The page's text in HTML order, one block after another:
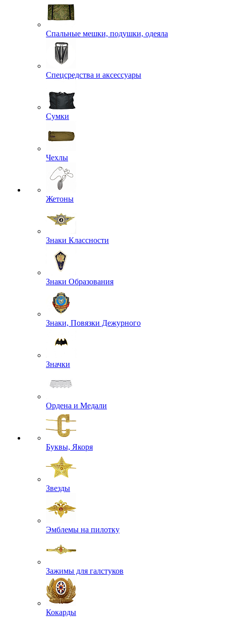
Спальные мешки, подушки, одеяла
Спецсредства и аксессуары
Сумки
Чехлы
Жетоны
Знаки Классности
Знаки Образования
Знаки, Повязки Дежурного
Значки
Ордена и Медали
Буквы, Якоря
Звезды
Эмблемы на пилотку
Зажимы для галстуков
Кокарды